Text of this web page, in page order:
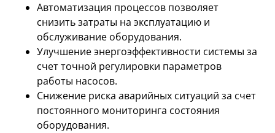
Автоматизация процессов позволяет
снизить затраты на эксплуатацию и
обслуживание оборудования.
Улучшение энергоэффективности системы за
счет точной регулировки параметров
работы насосов.
Снижение риска аварийных ситуаций за счет
постоянного мониторинга состояния
оборудования.